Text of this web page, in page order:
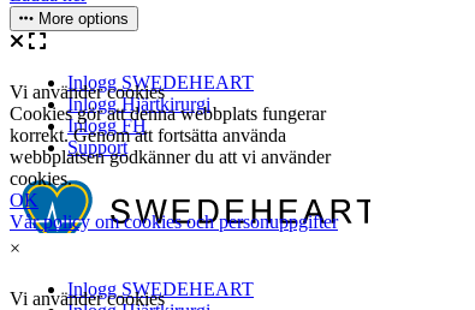
More options
×